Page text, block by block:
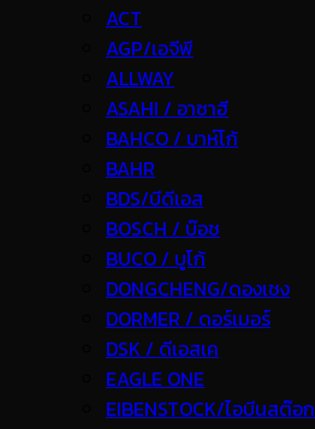
ACT
AGP/เอจีพี
ALLWAY
ASAHI / อาซาฮี
BAHCO / บาห์โก้
BAHR
BDS/บีดีเอส
BOSCH / บ๊อช
BUCO / บูโก้
DONGCHENG/ดองเชง
DORMER / ดอร์เมอร์
DSK / ดีเอสเค
EAGLE ONE
EIBENSTOCK/ไอบีนสต๊อก